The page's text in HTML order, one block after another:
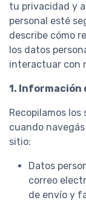
tu privacidad y
personal esté
describe cómo
los datos
interactuar con
1. Información
Recopilamos
cuando
sitio:
Datos
correo
de envío y